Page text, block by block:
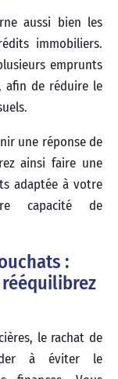
aussi bien les
immobiliers.
emprunts
afin de réduire le
une réponse de
ainsi faire une
adaptée à votre
capacité de
:
le rachat de
à éviter le